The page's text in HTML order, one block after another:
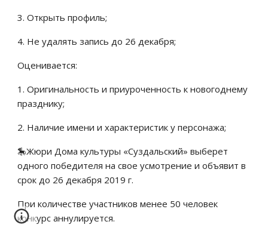
3. Открыть профиль;
4. Не удалять запись до 26 декабря;
Оценивается:
1. Оригинальность и приуроченность к новогоднему
празднику;
2. Наличие имени и характеристик у персонажа;
🎠Жюри Дома культуры «Суздальский» выберет
одного победителя на свое усмотрение и объявит в
срок до 26 декабря 2019 г.
При количестве участников менее 50 человек
конкурс аннулируется.